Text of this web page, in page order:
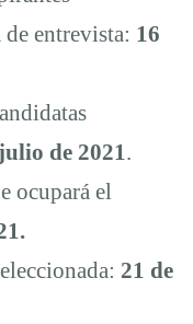
de entrevista: 16
de 2021 .
ocupará el
21 de